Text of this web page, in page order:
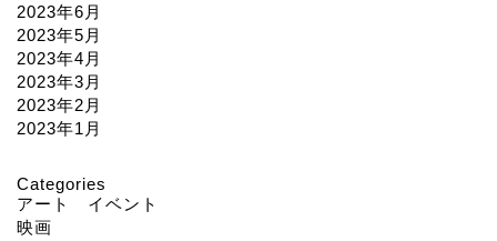
2023年6月
2023年5月
2023年4月
2023年3月
2023年2月
2023年1月
Categories
アート イベント
映画